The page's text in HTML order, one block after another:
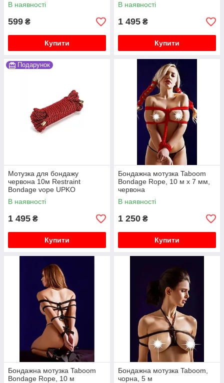
В наявності
599 ₴
Купити
В наявності
1 495 ₴
Купити
Подарунок
Мотузка для бондажу
червона 10м Restraint
Bondage vope UPKO
В наявності
1 495 ₴
Купити
Бондажна мотузка Taboom
Bondage Rope, 10 м х 7 мм,
червона
В наявності
1 250 ₴
Купити
Бондажна мотузка Taboom
Bondage Rope, 10 м
Бондажна мотузка Taboom,
чорна, 5 м